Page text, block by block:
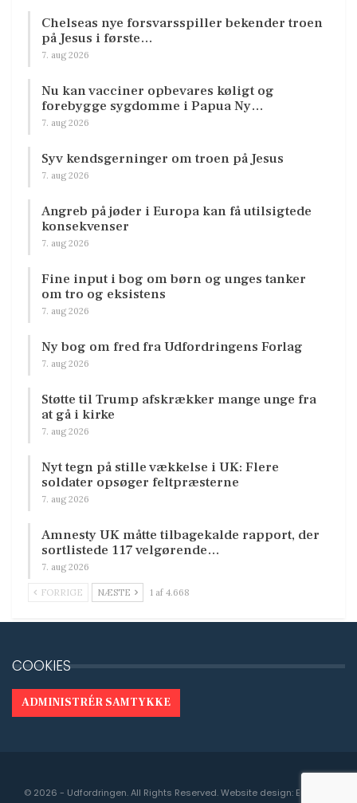
Chelseas nye forsvarsspiller bekender troen
på Jesus i første…
7. aug 2026
Nu kan vacciner opbevares køligt og
forebygge sygdomme i Papua Ny…
7. aug 2026
Syv kendsgerninger om troen på Jesus
7. aug 2026
Angreb på jøder i Europa kan få utilsigtede
konsekvenser
7. aug 2026
Fine input i bog om børn og unges tanker
om tro og eksistens
7. aug 2026
Ny bog om fred fra Udfordringens Forlag
7. aug 2026
Støtte til Trump afskrækker mange unge fra
at gå i kirke
7. aug 2026
Nyt tegn på stille vækkelse i UK: Flere
soldater opsøger feltpræsterne
7. aug 2026
Amnesty UK måtte tilbagekalde rapport, der
sortlistede 117 velgørende…
7. aug 2026
FORRIGE NÆSTE 1 af 4.668
COOKIES
ADMINISTRÉR SAMTYKKE
© 2026 - Udfordringen. All Rights Reserved.Website design: Engedal